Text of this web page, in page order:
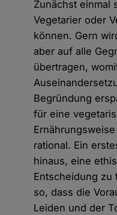
Zunächst einmal
Vegetarier oder
können. Gern
aber auf alle
übertragen,
Begründung
für eine
rational. Ein
hinaus, eine
Entscheidung zu
so, dass die
Leiden und der